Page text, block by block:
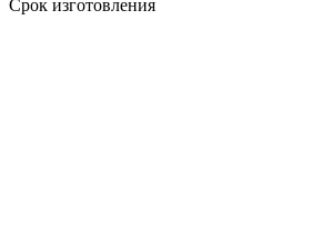
Срок изготовления